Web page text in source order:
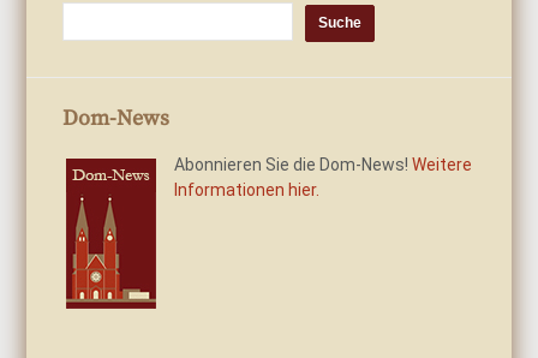
Dom-News
Abonnieren Sie die Dom-News!Weitere
Informationen hier.